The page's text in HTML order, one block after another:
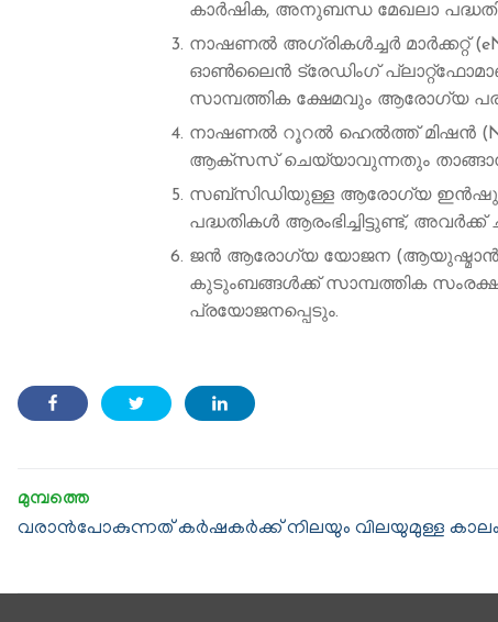
കാർഷിക, അനുബന്ധ മേഖലാ
നാഷണൽ അഗ്രികൾച്ചർ മാർക്കറ്റ്
ഓൺലൈൻ ട്രേഡിംഗ്
സാമ്പത്തിക ക്ഷേമവും ആരോഗ്യ
നാഷണൽ റൂറൽ ഹെൽത്ത് മിഷൻ
ആക്സസ് ചെയ്യാവുന്നതും
സബ്സിഡിയുള്ള ആരോഗ്യ
പദ്ധതികൾ ആരംഭിച്ചിട്ടുണ്ട്,
ജൻ ആരോഗ്യ യോജന (ആയുഷ്മാൻ
കുടുംബങ്ങൾക്ക് സാമ്പത്തിക
പ്രയോജനപ്പെടും.
വരാന്‍പോകുന്നത് കര്‍ഷകര്‍ക്ക് നിലയും വിലയുമുള്ള കാലം :